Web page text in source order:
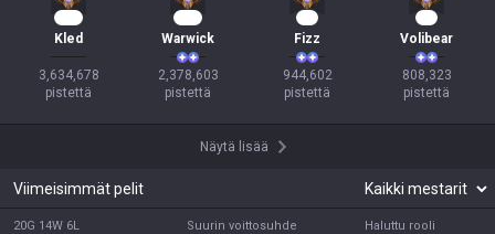
Kled
3,634,678
pistettä
Warwick
2,378,603
pistettä
Fizz
944,602
pistettä
Volibear
808,323
pistettä
Näytä lisää
Viimeisimmät pelit
20G 14W 6L
Suurin voittosuhde
Haluttu rooli